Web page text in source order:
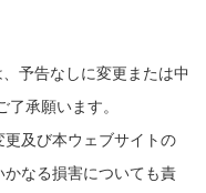
予告なしに変更または中
承願います。
及び本ウェブサイトの
なる損害についても責